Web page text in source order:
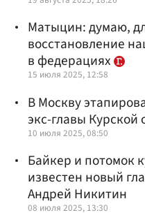
Матыцин: думаю,
восстановление
в федерациях
15 июля 2025, 12:58
В Москву
экс-главы Курской
10 июля 2025, 08:50
Байкер и потомок
известен новый
Андрей Никитин
08 июля 2025, 13:30